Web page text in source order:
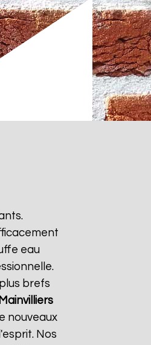
eau
brefs
Mainvilliers
nouveaux
Nos